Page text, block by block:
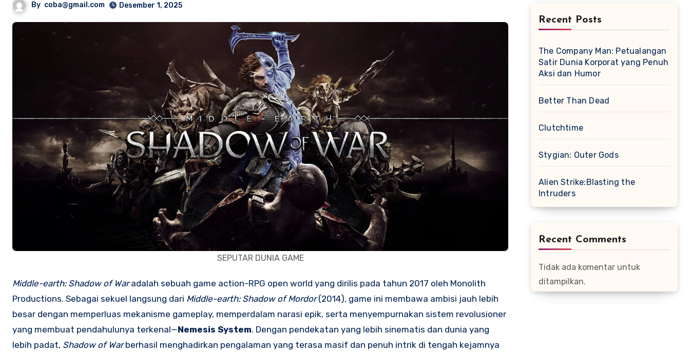
By coba@gmail.com Desember 1, 2025
SEPUTAR DUNIA GAME
Middle-earth: Shadow of Waradalah sebuah game action-RPG open world yang dirilis pada tahun 2017 oleh Monolith
Productions. Sebagai sekuel langsung dari Middle-earth: Shadow of Mordor(2014), game ini membawa ambisi jauh lebih
besar dengan memperluas mekanisme gameplay, memperdalam narasi epik, serta menyempurnakan sistem revolusioner
yang membuat pendahulunya terkenal—Nemesis System. Dengan pendekatan yang lebih sinematis dan dunia yang
lebih padat, Shadow of Warberhasil menghadirkan pengalaman yang terasa masif dan penuh intrik di tengah kejamnya
Recent Posts
The Company Man: Petualangan
Satir Dunia Korporat yang Penuh
Aksi dan Humor
Better Than Dead
Clutchtime
Stygian: Outer Gods
Alien Strike:Blasting the
Intruders
Recent Comments
Tidak ada komentar untuk
ditampilkan.